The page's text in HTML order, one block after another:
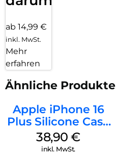
ab 14,99 €
inkl. MwSt.
Mehr
erfahren
Ähnliche Produkte
Apple iPhone 16
Plus Silicone Case
MagSafe Denim
38,90€
inkl. MwSt.